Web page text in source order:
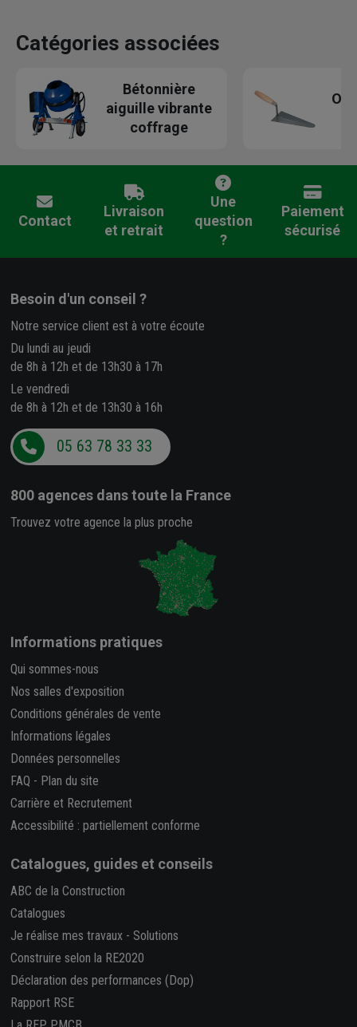
Catégories associées
Bétonnière
aiguille vibrante
coffrage
Contact
Livraison
et retrait
Une
question
?
Paiement
sécurisé
Besoin d'un conseil ?
Notre service client est à votre écoute
Du lundi au jeudi
de 8h à 12h et de 13h30 à 17h
Le vendredi
de 8h à 12h et de 13h30 à 16h
05 63 78 33 33
800 agences dans toute la France
Trouvez votre agence la plus proche
Informations pratiques
Qui sommes-nous
Nos salles d'exposition
Conditions générales de vente
Informations légales
Données personnelles
FAQ - Plan du site
Carrière et Recrutement
Accessibilité : partiellement conforme
Catalogues, guides et conseils
ABC de la Construction
Catalogues
Je réalise mes travaux - Solutions
Construire selon la RE2020
Déclaration des performances (Dop)
Rapport RSE